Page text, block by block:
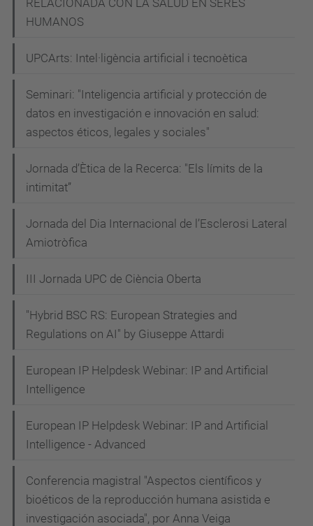
públic.
2023-
03-
23T09:30:00+01:00
2023-
23T14:00:00+01:00
HUMANOS
UPCArts: Intel·ligència artificial i tecnoètica
Seminari: "Inteligencia artificial y protección de
datos en investigación e innovación en salud:
aspectos éticos, legales y sociales"
Jornada d’Ètica de la Recerca: "Els límits de la
intimitat”
Jornada del Dia Internacional de l’Esclerosi Lateral
Amiotròfica
III Jornada UPC de Ciència Oberta
"Hybrid BSC RS: European Strategies and
Regulations on AI" by Giuseppe Attardi
European IP Helpdesk Webinar: IP and Artificial
Intelligence
European IP Helpdesk Webinar: IP and Artificial
Intelligence - Advanced
Conferencia magistral "Aspectos científicos y
bioéticos de la reproducción humana asistida e
investigación asociada", por Anna Veiga